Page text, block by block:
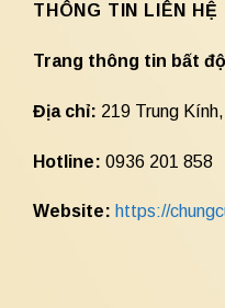
THÔNG TIN LIÊN HỆ
Trang thông tin bất
Địa chỉ: 219 Trung
Hotline: 0936 201 858
Website: https://